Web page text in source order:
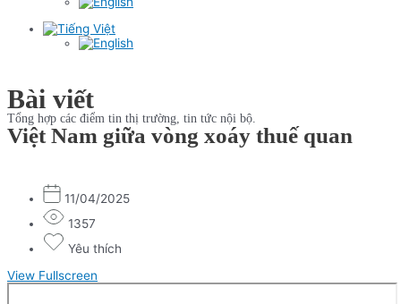
Bài viết
Tổng hợp các điểm tin thị trường, tin tức nội bộ.
Việt Nam giữa vòng xoáy thuế quan
11/04/2025
1357
Yêu thích
View Fullscreen